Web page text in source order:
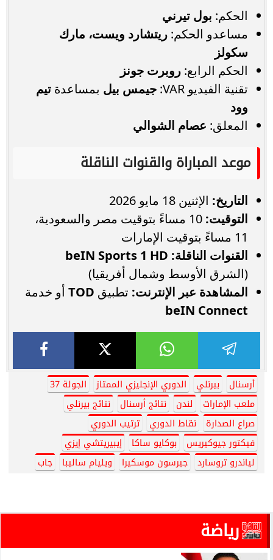
الحكم: بول تيرني
مساعدو الحكم: ريتشارد ويست، مارك
سكولز
الحكم الرابع: روبرت جونز
تقنية الفيديو VAR:
جيمس بيل بمساعدة تيم
وود
المعلق: عصام الشوالي
موعد المباراة والقنوات الناقلة
التاريخ: الإثنين 18 مايو 2026
التوقيت:
10 مساءً بتوقيت مصر والسعودية،
11 مساءً بتوقيت الإمارات
القنوات الناقلة: beIN Sports 1 HD
(الشرق الأوسط وشمال أفريقيا)
المشاهدة عبر الإنترنت: تطبيق TOD أو خدمة
beIN Connect
أرسنال بيرنلي الدوري الإنجليزي الممتاز
الجولة 37
ملعب الإمارات
لندن نتائج أرسنال
نتائج بيرنلي
صراع الصدارة
نقاط الدوري
ترتيب الدوري
فيكتور جيوكيريس
بوكايو ساكا
إيبيريتشي إيزي
لياندرو تروسارد
جيرسون موسكيرا ويليام ساليبا جاب
رياضة